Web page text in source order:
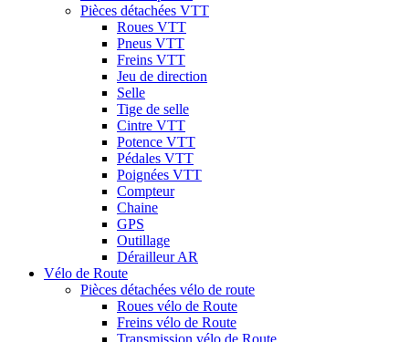
Pièces détachées VTT
Roues VTT
Pneus VTT
Freins VTT
Jeu de direction
Selle
Tige de selle
Cintre VTT
Potence VTT
Pédales VTT
Poignées VTT
Compteur
Chaine
GPS
Outillage
Dérailleur AR
Vélo de Route
Pièces détachées vélo de route
Roues vélo de Route
Freins vélo de Route
Transmission vélo de Route